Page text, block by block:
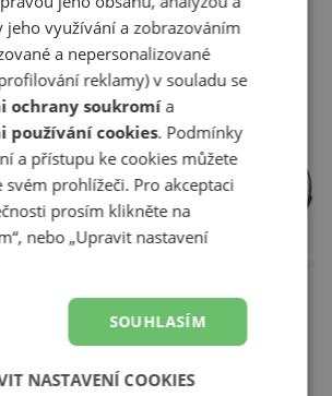
jeho využívání a zobrazováním
a nepersonalizované
reklamy) v souladu se
ochrany soukromía
používání cookies. Podmínky
a přístupu ke cookies můžete
svém prohlížeči. Pro akceptaci
prosím klikněte na
nebo „Upravit nastavení
SOUHLASÍM
NASTAVENÍ COOKIES